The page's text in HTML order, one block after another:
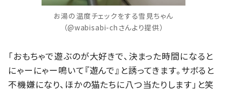
お湯の温度チェックをする雪見ちゃん
（@wabisabi-chさんより提供）
「おもちゃで遊ぶのが大好きで、決まった時間になると
にゃーにゃー鳴いて『遊んで』と誘ってきます。サボると
不機嫌になり、ほかの猫たちに八つ当たりします」と笑